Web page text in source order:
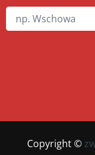
Copyright ©